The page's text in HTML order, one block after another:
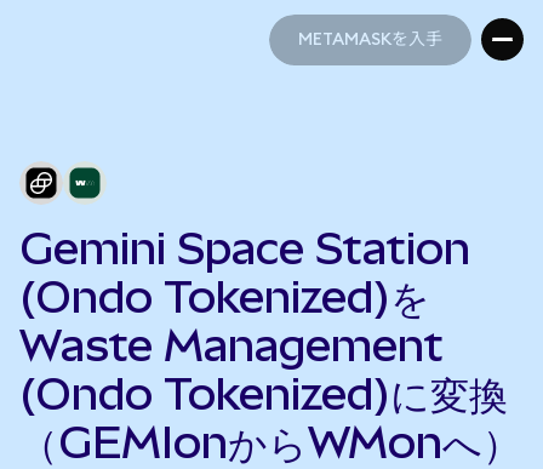
METAMASKを入手
Gemini Space Station
(Ondo Tokenized)を
Waste Management
(Ondo Tokenized)に変換
（GEMIonからWMonへ）